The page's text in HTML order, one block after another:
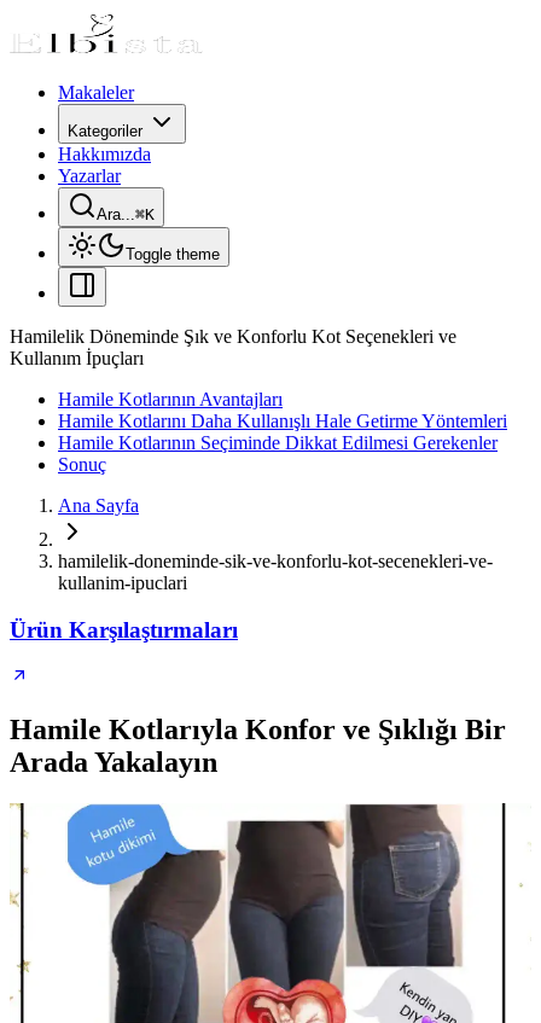
Makaleler
Kategoriler
Hakkımızda
Yazarlar
Ara...⌘K
Toggle theme
Hamilelik Döneminde Şık ve Konforlu Kot Seçenekleri ve
Kullanım İpuçları
Hamile Kotlarının Avantajları
Hamile Kotlarını Daha Kullanışlı Hale Getirme Yöntemleri
Hamile Kotlarının Seçiminde Dikkat Edilmesi Gerekenler
Sonuç
Ana Sayfa
hamilelik-doneminde-sik-ve-konforlu-kot-secenekleri-ve-
kullanim-ipuclari
Ürün Karşılaştırmaları
Hamile Kotlarıyla Konfor ve Şıklığı Bir
Arada Yakalayın